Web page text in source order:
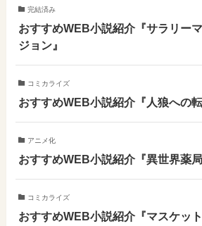
完結済み
おすすめWEB小説紹介『サラリー
ジョン』
コミカライズ
おすすめWEB小説紹介『人狼への
アニメ化
おすすめWEB小説紹介『異世界薬局
コミカライズ
おすすめWEB小説紹介『マスケッ